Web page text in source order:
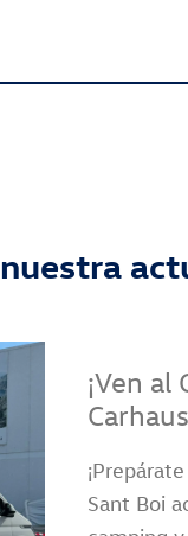
nuestra
¡Ven
Sant Boi